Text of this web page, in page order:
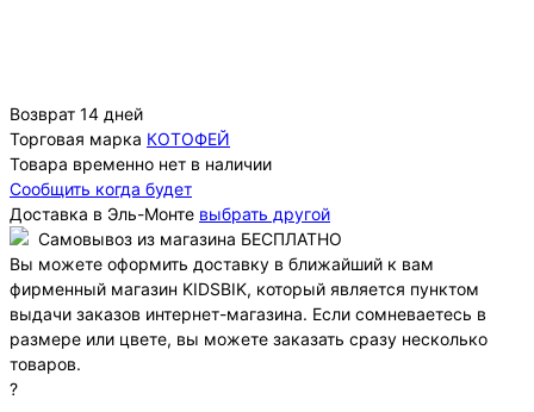
Возврат 14 дней
Торговая марка КОТОФЕЙ
Товара временно нет в наличии
Сообщить когда будет
Доставка в Эль-Монте выбрать другой
Самовывоз из магазина БЕСПЛАТНО
Вы можете оформить доставку в ближайший к вам
фирменный магазин KIDSBIK, который является пунктом
выдачи заказов интернет-магазина. Если сомневаетесь в
размере или цвете, вы можете заказать сразу несколько
товаров.
?